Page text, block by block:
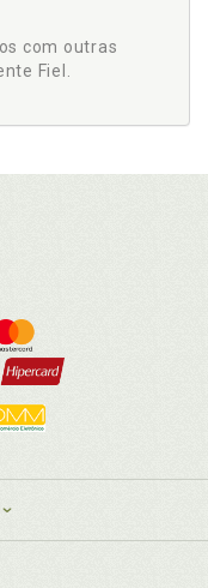
com outras
Fiel.